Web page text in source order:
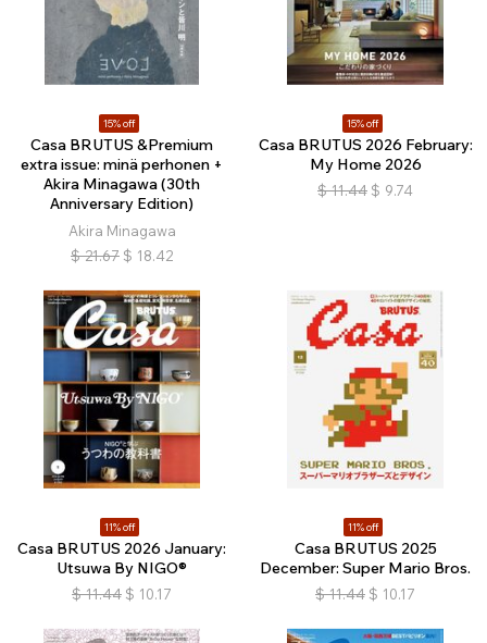
15% off
Casa BRUTUS &Premium
extra issue: minä perhonen +
Akira Minagawa (30th
Anniversary Edition)
Akira Minagawa
$ 21.67 $ 18.42
15% off
Casa BRUTUS 2026 February:
My Home 2026
$ 11.44 $ 9.74
11% off
Casa BRUTUS 2026 January:
Utsuwa By NIGO®
$ 11.44 $ 10.17
11% off
Casa BRUTUS 2025
December: Super Mario Bros.
$ 11.44 $ 10.17